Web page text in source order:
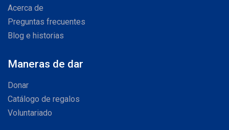
Acerca de
Preguntas frecuentes
Blog e historias
Maneras de dar
Donar
Catálogo de regalos
Voluntariado